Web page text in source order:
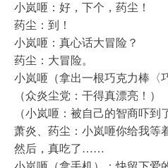
小岚咂：好，下个，药尘！
药尘：到！
小岚咂：真心话大冒险？
药尘：大冒险。
小岚咂（拿出一根巧克力棒〈
（众炎尘党：干得真漂亮！）
（小岚咂：被自己的智商吓
萧炎、药尘：小岚咂你给我等
然后，真吃了……